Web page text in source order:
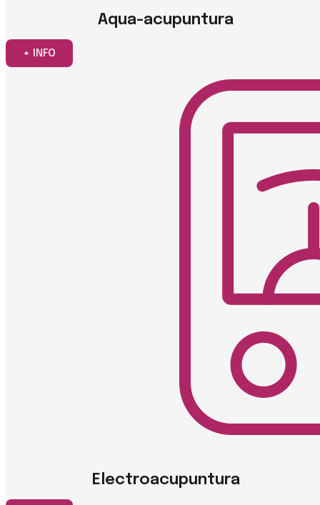
Aqua-acupuntura
+ INFO
Electroacupuntura